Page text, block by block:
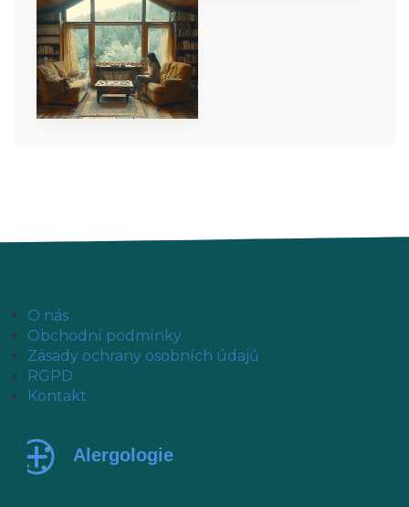
O nás
Obchodní podmínky
Zásady ochrany osobních údajů
RGPD
Kontakt